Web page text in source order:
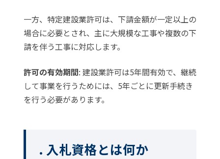
一方、特定建設業許可は、下請金額が一定以上の
場合に必要とされ、主に大規模な工事や複数の下
請を伴う工事に対応します。
許可の有効期間: 建設業許可は5年間有効で、継続
して事業を行うためには、5年ごとに更新手続き
を行う必要があります。
. 入札資格とは何か